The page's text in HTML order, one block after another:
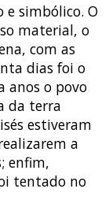
e simbólico. O
material, o
com as
dias foi o
anos o povo
da terra
estiveram
a
enfim,
tentado no